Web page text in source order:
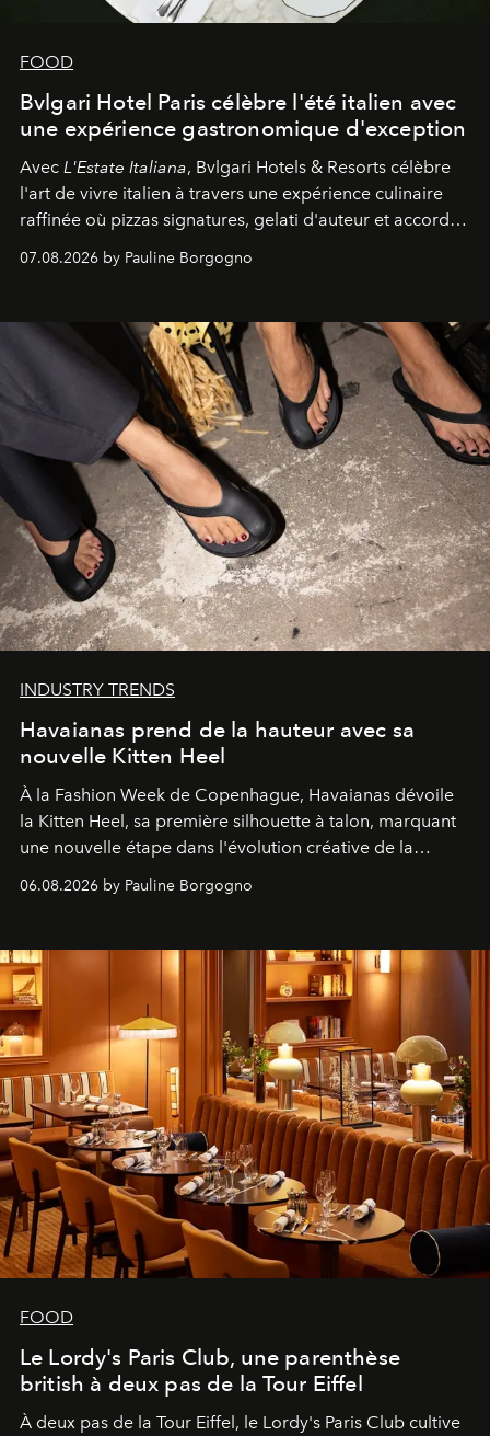
FOOD
Bvlgari Hotel Paris célèbre l'été italien avec
une expérience gastronomique d'exception
Avec L'Estate Italiana, Bvlgari Hotels & Resorts célèbre
l'art de vivre italien à travers une expérience culinaire
raffinée où pizzas signatures, gelati d'auteur et accords
07.08.2026 by Pauline Borgogno
INDUSTRY TRENDS
Havaianas prend de la hauteur avec sa
nouvelle Kitten Heel
À la Fashion Week de Copenhague, Havaianas dévoile
la Kitten Heel, sa première silhouette à talon, marquant
une nouvelle étape dans l'évolution créative de la
06.08.2026 by Pauline Borgogno
FOOD
Le Lordy's Paris Club, une parenthèse
british à deux pas de la Tour Eiffel
À deux pas de la Tour Eiffel, le Lordy's Paris Club cultive